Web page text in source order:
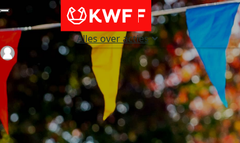
Alles over acties
Login